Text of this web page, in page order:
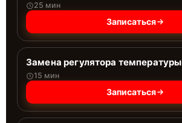
25 мин
Записаться
Замена регулятора температуры
15 мин
Записаться